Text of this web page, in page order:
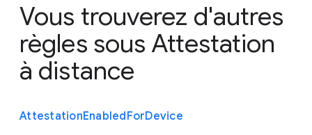
Vous trouverez d'autres
règles sous Attestation
à distance
AttestationEnabledForDevice